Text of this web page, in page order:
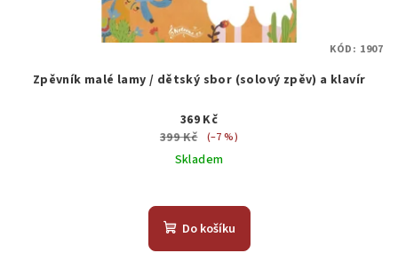
Zpěvník malé lamy / dětský sbor (solový zpěv) a klavír
369 Kč
399 Kč
(–7 %)
Skladem
Do košíku
KÓD: 1907